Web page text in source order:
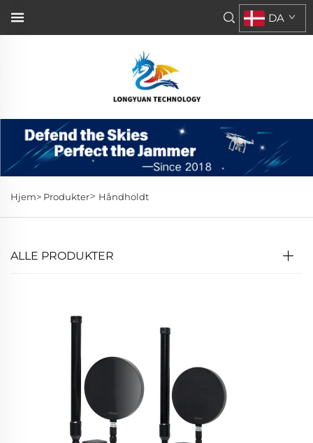
DA
Hjem> Produkter> Håndholdt
ALLE PRODUKTER